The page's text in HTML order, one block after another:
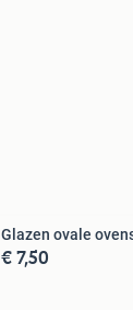
Glazen ovale
€ 7,50